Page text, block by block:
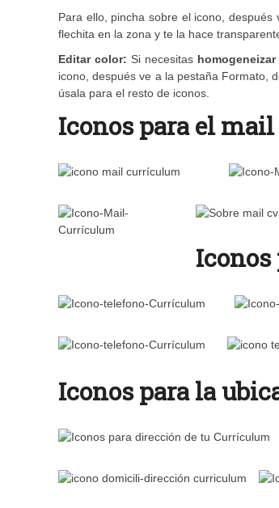
Para ello, pincha sobre el icono,
flechita en la zona y te la hace
Editar color: Si necesitas
icono, después ve a la pestaña Formato,
úsala para el resto de iconos.
Iconos para el
Iconos para la